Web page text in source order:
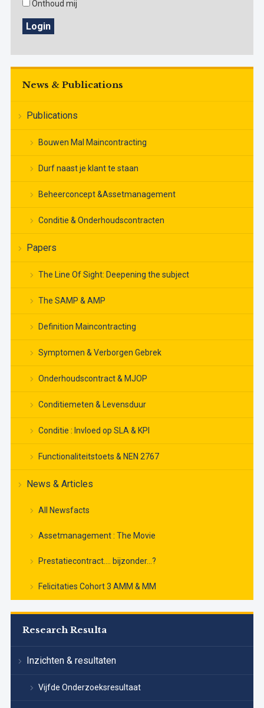
Onthoud mij
Login
News & Publications
Publications
Bouwen Mal Maincontracting
Durf naast je klant te staan
Beheerconcept &Assetmanagement
Conditie & Onderhoudscontracten
Papers
The Line Of Sight: Deepening the subject
The SAMP & AMP
Definition Maincontracting
Symptomen & Verborgen Gebrek
Onderhoudscontract & MJOP
Conditiemeten & Levensduur
Conditie : Invloed op SLA & KPI
Functionaliteitstoets & NEN 2767
News & Articles
All Newsfacts
Assetmanagement : The Movie
Prestatiecontract…. bijzonder…?
Felicitaties Cohort 3 AMM & MM
Research Resulta
Inzichten & resultaten
Vijfde Onderzoeksresultaat